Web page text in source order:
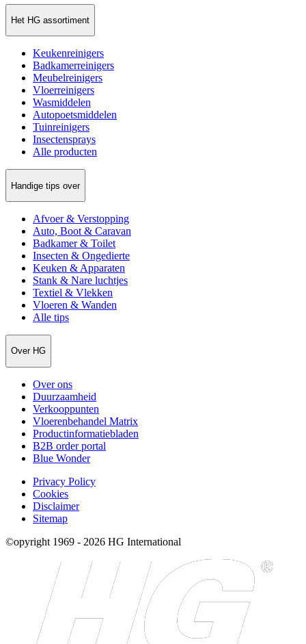
Het HG assortiment
Keukenreinigers
Badkamerreinigers
Meubelreinigers
Vloerreinigers
Wasmiddelen
Autopoetsmiddelen
Tuinreinigers
Insectensprays
Alle producten
Handige tips over
Afvoer & Verstopping
Auto, Boot & Caravan
Badkamer & Toilet
Insecten & Ongedierte
Keuken & Apparaten
Stank & Nare luchtjes
Textiel & Vlekken
Vloeren & Wanden
Alle tips
Over HG
Over ons
Duurzaamheid
Verkooppunten
Vloerenbehandel Matrix
Productinformatiebladen
B2B order portal
Blue Wonder
Privacy Policy
Cookies
Disclaimer
Sitemap
©opyright 1969 - 2026 HG International